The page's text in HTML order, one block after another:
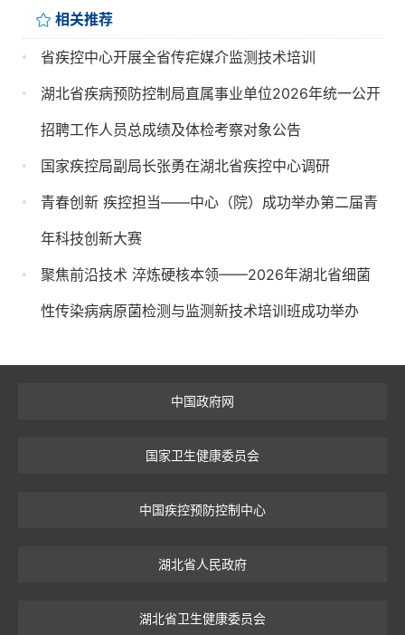
相关推荐
省疾控中心开展全省传疟媒介监测技术培训
湖北省疾病预防控制局直属事业单位2026年统一公开
招聘工作人员总成绩及体检考察对象公告
国家疾控局副局长张勇在湖北省疾控中心调研
青春创新 疾控担当——中心（院）成功举办第二届青
年科技创新大赛
聚焦前沿技术 淬炼硬核本领——2026年湖北省细菌
性传染病病原菌检测与监测新技术培训班成功举办
中国政府网
国家卫生健康委员会
中国疾控预防控制中心
湖北省人民政府
湖北省卫生健康委员会